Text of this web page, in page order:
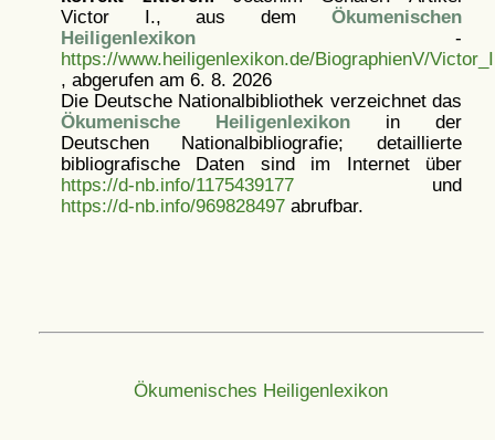
Victor I., aus dem Ökumenischen
Heiligenlexikon-
https://www.heiligenlexikon.de/BiographienV/
, abgerufen am 6. 8. 2026
Die Deutsche Nationalbibliothek verzeichnet das
Ökumenische Heiligenlexikonin der
Deutschen Nationalbibliografie; detaillierte
bibliografische Daten sind im Internet über
https://d-nb.info/1175439177und
https://d-nb.info/969828497abrufbar.
Ökumenisches Heiligenlexikon